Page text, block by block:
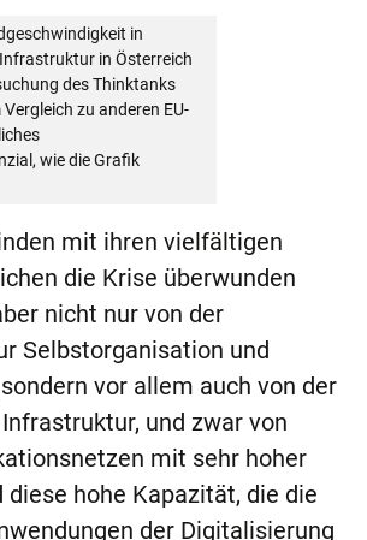
in
in Österreich
des Thinktanks
zu anderen EU-
wie die Grafik
mit ihren vielfältigen
die Krise überwunden
nicht nur von der
Selbstorganisation und
vor allem auch von der
und zwar von
mit sehr hoher
diese hohe Kapazität, die die
der Digitalisierung